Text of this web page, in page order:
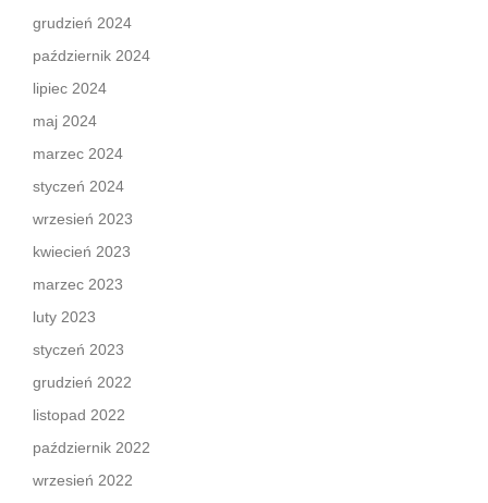
grudzień 2024
październik 2024
lipiec 2024
maj 2024
marzec 2024
styczeń 2024
wrzesień 2023
kwiecień 2023
marzec 2023
luty 2023
styczeń 2023
grudzień 2022
listopad 2022
październik 2022
wrzesień 2022